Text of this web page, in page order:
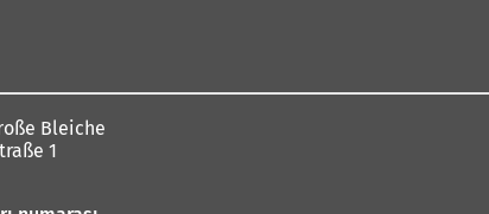
Bleiche
1